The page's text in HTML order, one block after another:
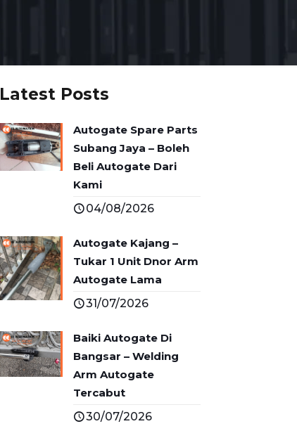
Latest Posts
Autogate Spare Parts
Subang Jaya – Boleh
Beli Autogate Dari
Kami
04/08/2026
Autogate Kajang –
Tukar 1 Unit Dnor Arm
Autogate Lama
31/07/2026
Baiki Autogate Di
Bangsar – Welding
Arm Autogate
Tercabut
30/07/2026